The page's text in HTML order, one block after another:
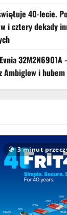
40-lecie.
i cztery dekady
32M2N6901A
Ambiglow i
3 minut